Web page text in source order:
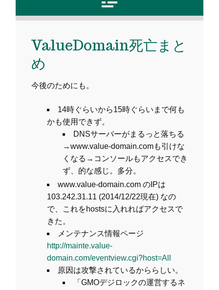
ValueDomain死亡まと
め
今後のためにも。
14時ぐらいから15時ぐらいまで何も
かも使用できず。
DNSサーバーがまるっと落ちる
→www.value-domain.comも引けな
くなる→コンソールもアクセスでき
ず、的な感じ。多分。
www.value-domain.com のIPは
103.242.31.11 (2014/12/22現在) なの
で、これをhostsに入れればアクセスで
きた。
メンテナンス情報ページ
http://mainte.value-
domain.com/eventview.cgi?host=All
原因は攻撃されているかららしい。
「GMOデジロックの運営するネ